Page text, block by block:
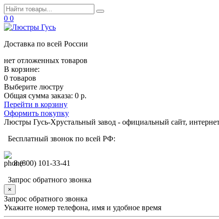
0 0
Доставка по всей России
нет отложенных товаров
В корзине:
0 товаров
Выберите люстру
Общая сумма заказа: 0 р.
Перейти в корзину
Оформить покупку
Люстры Гусь-Хрустальный завод - официальный сайт,
Бесплатный звонок по всей РФ:
8 (800) 101-33-41
Запрос обратного звонка
×
Запрос обратного звонка
Укажите номер телефона, имя и удобное время